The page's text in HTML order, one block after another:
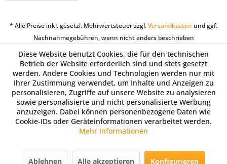
* Alle Preise inkl. gesetzl. Mehrwertsteuer zzgl.Versandkosten und ggf.
Nachnahmegebühren, wenn nicht anders beschrieben
Diese Website benutzt Cookies, die für den technischen
Betrieb der Website erforderlich sind und stets gesetzt
werden. Andere Cookies und Technologien werden nur mit
Ihrer Zustimmung verwendet, um Inhalte und Anzeigen zu
personalisieren, Zugriffe auf unsere Website zu analysieren
sowie personalisierte und nicht personalisierte Werbung
anzuzeigen. Dabei können personenbezogene Daten wie
Cookie-IDs oder Geräteinformationen verarbeitet werden.
Mehr Informationen
Ablehnen Alle akzeptieren Konfigurieren